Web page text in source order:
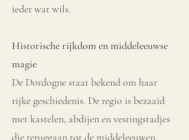
ieder wat wils.
Historische rijkdom en middeleeuwse
magie
De Dordogne staat bekend om haar
rijke geschiedenis. De regio is bezaaid
met kastelen, abdijen en vestingstadjes
die teruggaan tot de middeleeuwen.